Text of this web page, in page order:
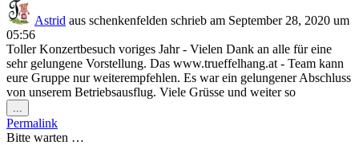
Astrid aus schenkenfelden schrieb am September 28, 2020 um
05:56
Toller Konzertbesuch voriges Jahr - Vielen Dank an alle für eine
sehr gelungene Vorstellung. Das www.trueffelhang.at - Team kann
eure Gruppe nur weiterempfehlen. Es war ein gelungener Abschluss
von unserem Betriebsausflug. Viele Grüsse und weiter so
...
Permalink
Bitte warten …